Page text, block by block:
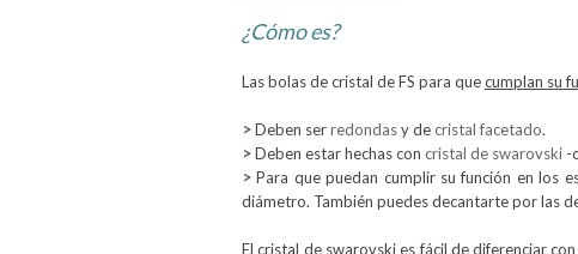
¿Cómo es?
Las bolas de cristal de FS para quecumplan su
>Deben serredondasy decristal facetado.
>Deben estar hechas con cristal de swarovski -
> Para que puedan cumplir su función en los
diámetro. También puedes decantarte por las
El cristal de swarovski es fácil de diferenciar